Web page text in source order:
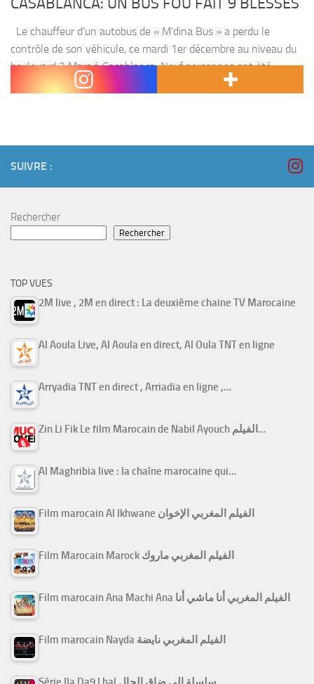
Le chauffeur d’un autobus de « M’dina Bus » a perdu le
contrôle de son véhicule, ce mardi 1er décembre au niveau du
boulevard 2 Mars à Casablanca. Neuf personnes ont été
blessées, dont deux...
SUIVRE :
Rechercher
Rechercher
TOP VUES
2M live , 2M en direct : La deuxième chaine TV Marocaine
Al Aoula Live, Al Aoula en direct, Al Oula TNT en ligne
Arryadia TNT en direct , Arriadia en ligne ,…
Zin Li Fik Le film Marocain de Nabil Ayouch الفيلم…
Al Maghribia live : la chaîne marocaine qui…
Film marocain Al Ikhwane الفيلم المغربي الإخوان
Film Marocain Marock الفيلم المغربي ماروك
Film marocain Ana Machi Ana الفيلم المغربي أنا ماشي أنا
Film marocain Nayda الفيلم المغربي نايضة